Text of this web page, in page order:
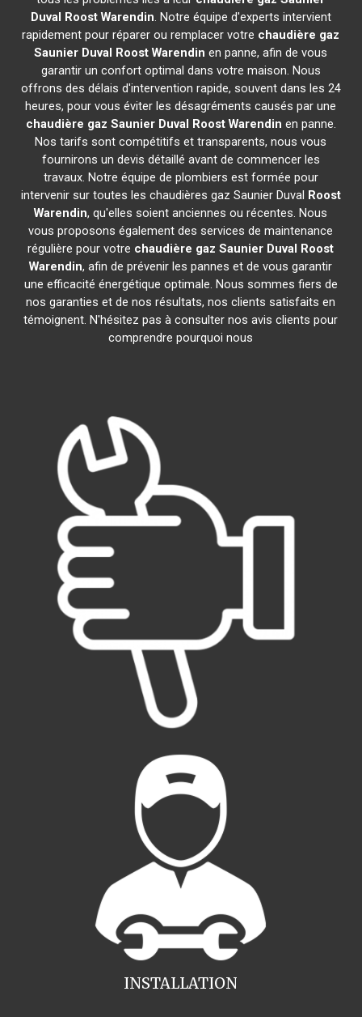
Duval Roost Warendin. Notre équipe d'experts intervient
rapidement pour réparer ou remplacer votre chaudière gaz
Saunier Duval Roost Warendin en panne, afin de vous
garantir un confort optimal dans votre maison. Nous
offrons des délais d'intervention rapide, souvent dans les 24
heures, pour vous éviter les désagréments causés par une
chaudière gaz Saunier Duval Roost Warendin en panne.
Nos tarifs sont compétitifs et transparents, nous vous
fournirons un devis détaillé avant de commencer les
travaux. Notre équipe de plombiers est formée pour
intervenir sur toutes les chaudières gaz Saunier Duval Roost
Warendin, qu'elles soient anciennes ou récentes. Nous
vous proposons également des services de maintenance
régulière pour votre chaudière gaz Saunier Duval Roost
Warendin, afin de prévenir les pannes et de vous garantir
une efficacité énergétique optimale. Nous sommes fiers de
nos garanties et de nos résultats, nos clients satisfaits en
témoignent. N'hésitez pas à consulter nos avis clients pour
comprendre pourquoi nous
INSTALLATION